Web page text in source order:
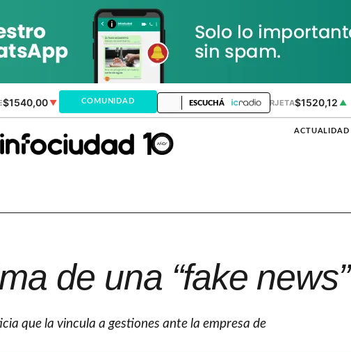
$1540,00▼ DÓLAR MEP ▲ DÓLAR TARJETA$1520,12 ▲
COMUNIDAD ESCUCHÁ
ACTUALIDAD
de una “fake news”
que la vincula a gestiones ante la empresa de